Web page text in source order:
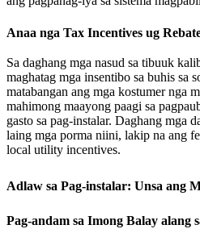
Anaa nga Tax Incentives ug
Sa daghang mga nasud sa tibuuk
maghatag mga insentibo sa buhis sa
matabangan ang mga kostumer nga
mahimong maayong paagi sa
gasto sa pag-instalar. Daghang mga
laing mga porma niini, lakip na ang
local utility incentives.
Adlaw sa Pag-instalar: Unsa ang
Pag-andam sa Imong Balay alang